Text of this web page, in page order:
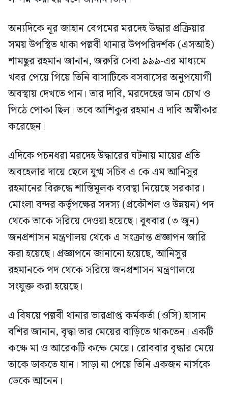
অন্যদিকে নূর জাহান বেগমের মরদেহ উদ্ধার প্রক্রিয়ার
সময় উপস্থিত থাকা পল্লবী থানার উপপরিদর্শক (এসআই)
শামছুর রহমান জানান, জরুরি সেবা ৯৯৯-এর মাধ্যমে
খবর পেয়ে গিয়ে তিনি বাসাটিকে বসবাসের অনুপযোগী
অবস্থায় দেখতে পান। তার দাবি, মরদেহের ডান চোখ ও
পিঠে পোকা ছিল। তবে আশিকুর রহমান এ দাবি অস্বীকার
করেছেন।
এদিকে পচনধরা মরদেহ উদ্ধারের ঘটনায় মায়ের প্রতি
অবহেলার দায়ে ছেলে যুগ্ম সচিব এ কে এম আনিসুর
রহমানের বিরুদ্ধে শাস্তিমূলক ব্যবস্থা নিয়েছে সরকার।
মোংলা বন্দর কর্তৃপক্ষের সদস্য (প্রকৌশল ও উন্নয়ন) পদ
থেকে তাকে সরিয়ে দেওয়া হয়েছে। বুধবার (৩ জুন)
জনপ্রশাসন মন্ত্রণালয় থেকে এ সংক্রান্ত প্রজ্ঞাপন জারি
করা হয়েছে। প্রজ্ঞাপনে জানানো হয়েছে, আনিসুর
রহমানকে পদ থেকে সরিয়ে জনপ্রশাসন মন্ত্রণালয়ে
সংযুক্ত করা হয়েছে।
এ বিষয়ে পল্লবী থানার ভারপ্রাপ্ত কর্মকর্তা (ওসি) হাসান
বশির জানান, বৃদ্ধা তার মেয়ের বাড়িতে থাকতেন। একটি
কক্ষে মা ও আরেকটি কক্ষে মেয়ে। রোববার বৃদ্ধার মেয়ে
তাকে ডাকতে যান। সাড়া না পেয়ে তিনি একজন নার্সকে
ডেকে আনেন।